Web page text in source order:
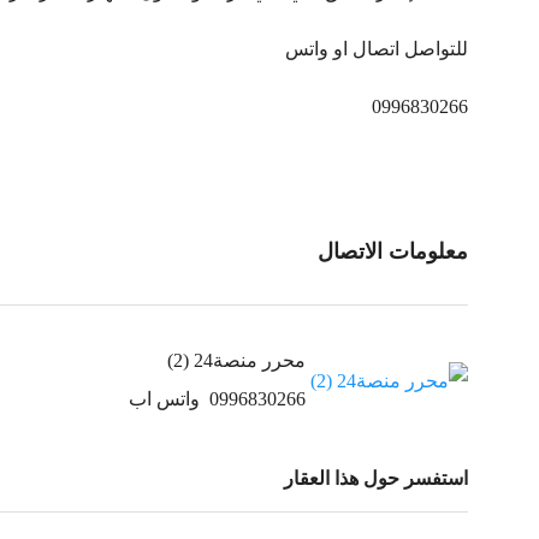
للتواصل اتصال او واتس
0996830266
معلومات الاتصال
محرر منصة24 (2)
0996830266 واتس اب
استفسر حول هذا العقار